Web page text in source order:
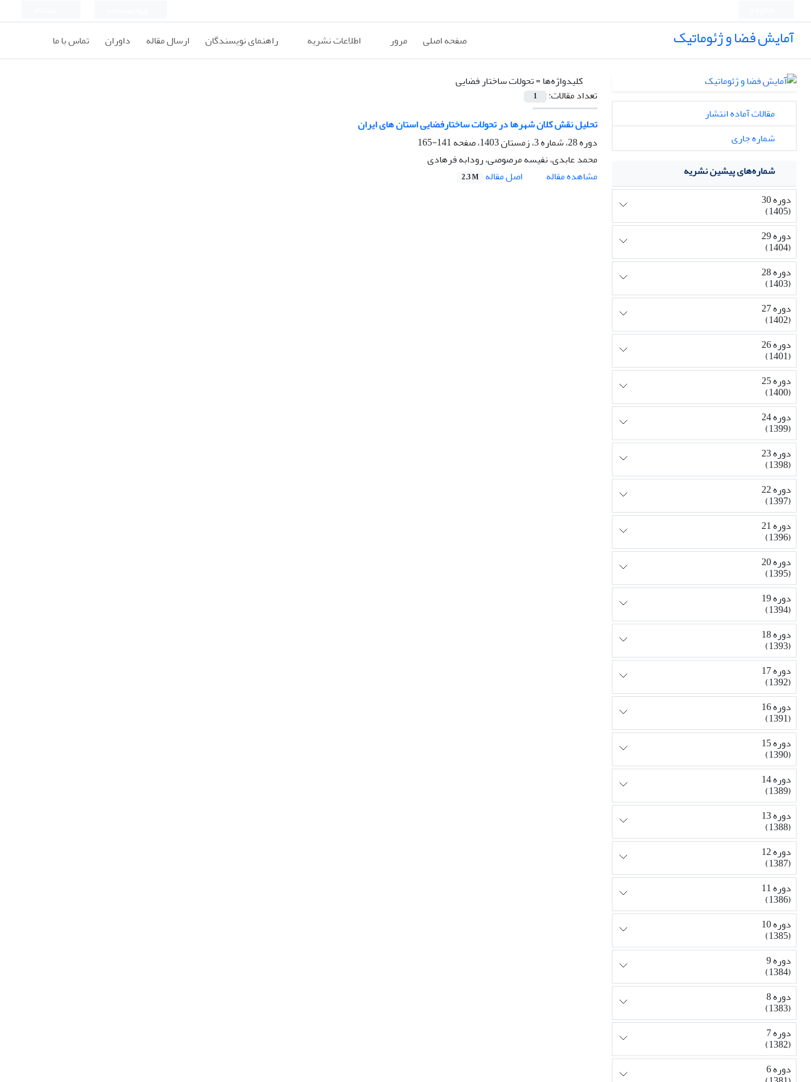
آمایش فضا و ژئوماتیک صفحه اصلی مرور اطلاعات نشریه راهنمای نویسندگان ارسال مقاله داوران تماس با ما
کلیدواژه‌ها =تحولات ساختار فضایی
تعداد مقالات:
1
تحلیل نقش کلان شهرها در تحولات ساختارفضایی استان های ایران
دوره 28، شماره 3، زمستان 1403، صفحه
141-165
محمد عابدی، نفیسه مرصوصی، رودابه فرهادی
مشاهده مقاله
اصل مقاله 2.3 M
مقالات آماده انتشار
شماره جاری
شماره‌های پیشین نشریه
دوره 30
(1405)
دوره 29
(1404)
دوره 28
(1403)
دوره 27
(1402)
دوره 26
(1401)
دوره 25
(1400)
دوره 24
(1399)
دوره 23
(1398)
دوره 22
(1397)
دوره 21
(1396)
دوره 20
(1395)
دوره 19
(1394)
دوره 18
(1393)
دوره 17
(1392)
دوره 16
(1391)
دوره 15
(1390)
دوره 14
(1389)
دوره 13
(1388)
دوره 12
(1387)
دوره 11
(1386)
دوره 10
(1385)
دوره 9
(1384)
دوره 8
(1383)
دوره 7
(1382)
دوره 6